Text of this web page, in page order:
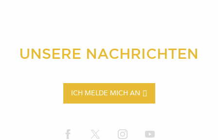
UNSERE NACHRICHTEN
ICH MELDE MICH AN